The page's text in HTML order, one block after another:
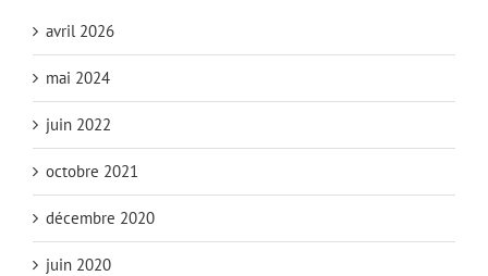
avril 2026
mai 2024
juin 2022
octobre 2021
décembre 2020
juin 2020